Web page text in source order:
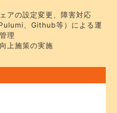
アの設定変更、障害対応
、Github等）による運
理
上施策の実施